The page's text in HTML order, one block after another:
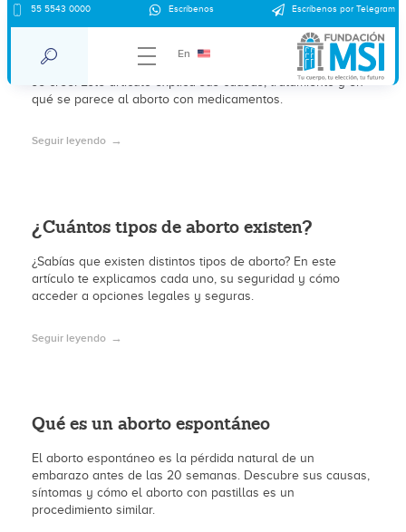
55 5543 0000 Escríbenos Escríbenos por Telegram
En
¿ Qué es el aborto espontáneo o pérdida?
El aborto espontáneo ocurre con más frecuencia de lo que
se cree. Este artículo explica sus causas, tratamiento y en
qué se parece al aborto con medicamentos.
Seguir leyendo
¿Cuántos tipos de aborto existen?
¿Sabías que existen distintos tipos de aborto? En este
artículo te explicamos cada uno, su seguridad y cómo
acceder a opciones legales y seguras.
Seguir leyendo
Qué es un aborto espontáneo
El aborto espontáneo es la pérdida natural de un
embarazo antes de las 20 semanas. Descubre sus causas,
síntomas y cómo el aborto con pastillas es un
procedimiento similar.